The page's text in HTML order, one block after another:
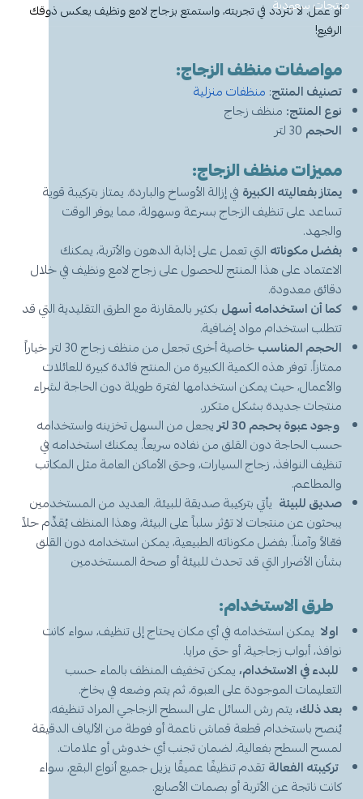
معطر جو
قبعة الشيف
منشفه مايكروفايبر
قصدير ورول تغليف
ملاعق وشوك وسكاكين
الاكواب
حامل اكواب
مزاز واعود تحريك
مكنسة يد
ممسحه
منشفه مايكروفايبر
سلة نفايات
عربة تنظيف
عصا ممسحه
منظفات اليدين
معطر ومنعم ملابس
معطر جو
مزيل بقع وملمع
مزيل دهون
منظف زجاج ومتعدد الاستخدام
مزاز واعواد تحريك
عرض الكل
كمامات
غطاء راس
غطاء ذراع
قبعة الشيف
مريله مطبخ
ادوات عناية
لوشن وكريم
شامبو
معقم
معجون اسنان
منشفه استخدام مرة واحدة
شامبو اطفال
بودرة اطفال
عرض الكل
الحطب
منتجات سعودية
أو عمل. لا تتردد في تجربته، واستمتع بزجاج لامع ونظيف يعكس ذوقك
الرفيع!
مواصفاتمنظف الزجاج:
تصنيف المنتج: منظفات منزلية
نوع المنتج: منظف زجاج
الحجم
مميزات منظف الزجاج:
يمتاز بفعاليته الكبيرة في إزالة الأوساخ والباردة. يمتاز بتركيبة قوية
تساعد على تنظيف الزجاج بسرعة وسهولة، مما يوفر الوقت
والجهد.
بفضل مكوناته التي تعمل على إذابة الدهون والأتربة، يمكنك
الاعتماد على هذا المنتج للحصول على زجاج لامع ونظيف في خلال
دقائق معدودة.
كما أن استخدامه أسهل بكثير بالمقارنة مع الطرق التقليدية التي قد
تتطلب استخدام مواد إضافية.
الحجم المناسب
خاصية أخرى تجعل من منظف زجاج 30 لتر خياراً
ممتازاً. توفر هذه الكمية الكبيرة من المنتج فائدة كبيرة للعائلات
والأعمال، حيث يمكن استخدامها لفترة طويلة دون الحاجة لشراء
منتجات جديدة بشكل متكرر.
وجود عبوة بحجم 30 لتر
يجعل من السهل تخزينه واستخدامه
حسب الحاجة دون القلق من نفاده سريعاً. يمكنك استخدامه في
تنظيف النوافذ، زجاج السيارات، وحتى الأماكن العامة مثل المكاتب
والمطاعم.
صديق للبيئة يأتي بتركيبة صديقة للبيئة. العديد من المستخدمين
يبحثون عن منتجات لا تؤثر سلباً على البيئة، وهذا المنظف يُقدِّم حلاً
فعّالاً وآمناً. بفضل مكوناته الطبيعية، يمكن استخدامه دون القلق
بشأن الأضرار التي قد تحدث للبيئة أو صحة المستخدمين
طرق الاستخدام:
اولا يمكن استخدامه في أي مكان يحتاج إلى تنظيف، سواء كانت
نوافذ، أبواب زجاجية، أو حتى مرايا.
للبدء في الاستخدام،يمكن تخفيف المنظف بالماء حسب
التعليمات الموجودة على العبوة، ثم يتم وضعه في بخاخ.
بعد ذلك،يتم رش السائل على السطح الزجاجي المراد تنظيفه.
يُنصح باستخدام قطعة قماش ناعمة أو فوطة من الألياف الدقيقة
لمسح السطح بفعالية، لضمان تجنب أي خدوش أو علامات.
تركيبته الفعالةتقدم تنظيفًا عميقًا يزيل جميع أنواع البقع، سواء
كانت ناتجة عن الأتربة أو بصمات الأصابع.